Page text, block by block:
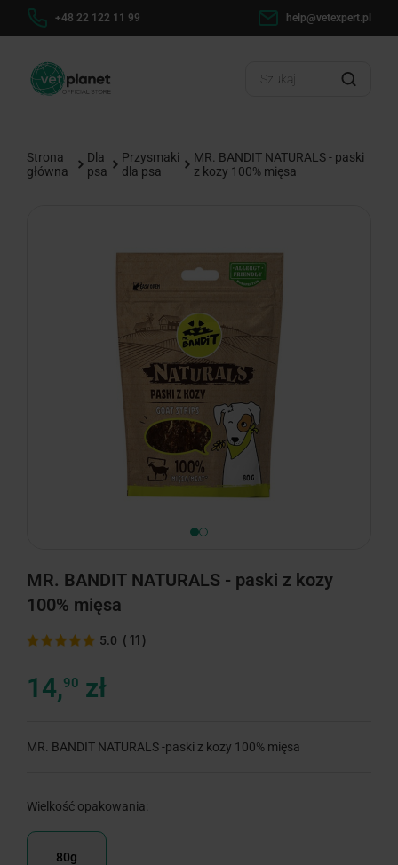
+48 22 122 11 99 help@vetexpert.pl
Strona
główna
Dla
psa
Przysmaki
dla psa
MR. BANDIT NATURALS - paski
z kozy 100% mięsa
MR. BANDIT NATURALS - paski z kozy
100% mięsa
5.0 ( 11 )
14,90 zł
MR. BANDIT NATURALS -paski z kozy 100% mięsa
Wielkość opakowania:
80g